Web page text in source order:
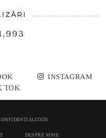
INSTAGRAM
TOK
DESPRE MINE